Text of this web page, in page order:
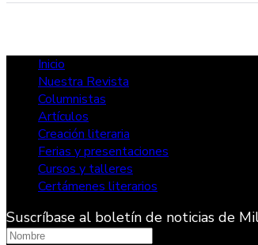
Inicio
Nuestra Revista
Columnistas
Artículos
Creación literaria
Ferias y presentaciones
Cursos y talleres
Certámenes literarios
Suscríbase al boletín de noticias de